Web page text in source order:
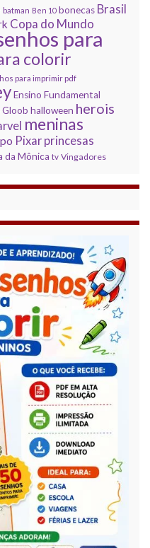
batman Ben 10 bonecas Brasil
Copa do Mundo
para
colorir
para imprimir pdf
Ensino Fundamental
Gloob halloween herois
meninas
Pixar princesas
da Mônica tv Vingadores